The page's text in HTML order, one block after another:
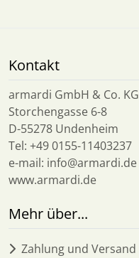
Kontakt
armardi GmbH & Co. KG
Storchengasse 6-8
D-55278 Undenheim
Tel: +49 0155-11403237
e-mail: info@armardi.de
www.armardi.de
Mehr über...
Zahlung und Versand